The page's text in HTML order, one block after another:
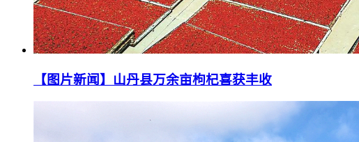
【图片新闻】山丹县万余亩枸杞喜获丰收